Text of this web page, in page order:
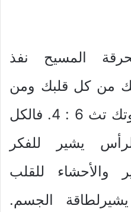
المسيح نفذ
من كل قلبك ومن
كل نفسك ومن كل قوتك تث 6 : 4. فالكل
يشير للفكر
والأحشاء للقلب
الجسم.